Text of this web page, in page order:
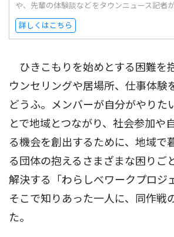
や、先輩の体験談などをタウンニュース記者
詳しくはこちら
ひきこもりを始めとする困難を
ウンセリングや居場所、仕事体験
どうふ。メンバーが自分がやりた
とで地域とつながり、社会参加や
る機会を創出するために、地域で
る団体の抱えるさまざまな困りご
解決する「わらしべワークプロジ
そこで知りあった一人に、同作戦
た。